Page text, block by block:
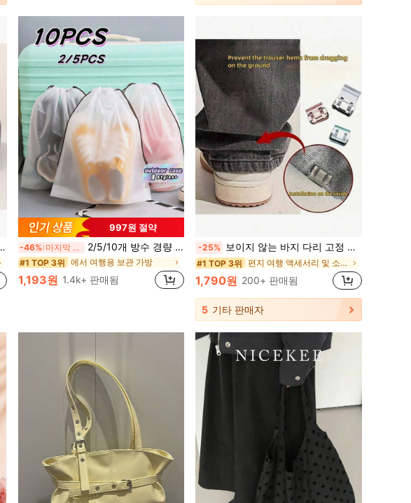
997원 절약
-46% 마지막 3일 2/5/10개 방수 경량 접이식 여행용 신발 가방, 남녀공용 수납 정리 보호 케이스, 짐 해변 여행 캠핑 하이킹 야외 스포츠 여행 필수품
#1 TOP 3위 에서 여행용 보관 가방
1,193원 1.4k+ 판매됨
-25% 보이지 않는 바지 다리 고정 장치, 바지 길이를 줄이고 바지가 땅에 끌리는 것을 방지, 이음매없는 숨겨진 바지 다리 클립, 방수, 휴대용, 청바지 및 캐주얼 바지에 적합
#1 TOP 3위 편지 여행 액세서리 및 소모품
1,790원 200+ 판매됨
5 기타 판매자